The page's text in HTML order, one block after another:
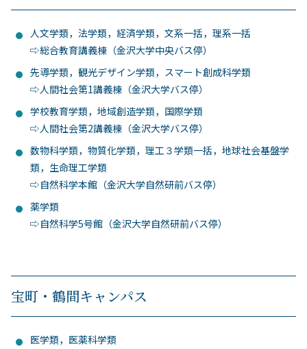
人文学類，法学類，経済学類，文系一括，理系一括
⇨総合教育講義棟（金沢大学中央バス停）
先導学類，観光デザイン学類，スマート創成科学類
⇨人間社会第1講義棟（金沢大学バス停）
学校教育学類，地域創造学類，国際学類
⇨人間社会第2講義棟（金沢大学バス停）
数物科学類，物質化学類，理工３学類一括，地球社会基盤学
類，生命理工学類
⇨自然科学本館（金沢大学自然研前バス停）
薬学類
⇨自然科学5号館（金沢大学自然研前バス停）
宝町・鶴間キャンパス
医学類，医薬科学類